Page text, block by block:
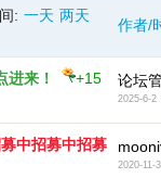
: 一天 两天
作者/
进来！
+15
论坛
2025-6-2
中招募中招募
2020-11-